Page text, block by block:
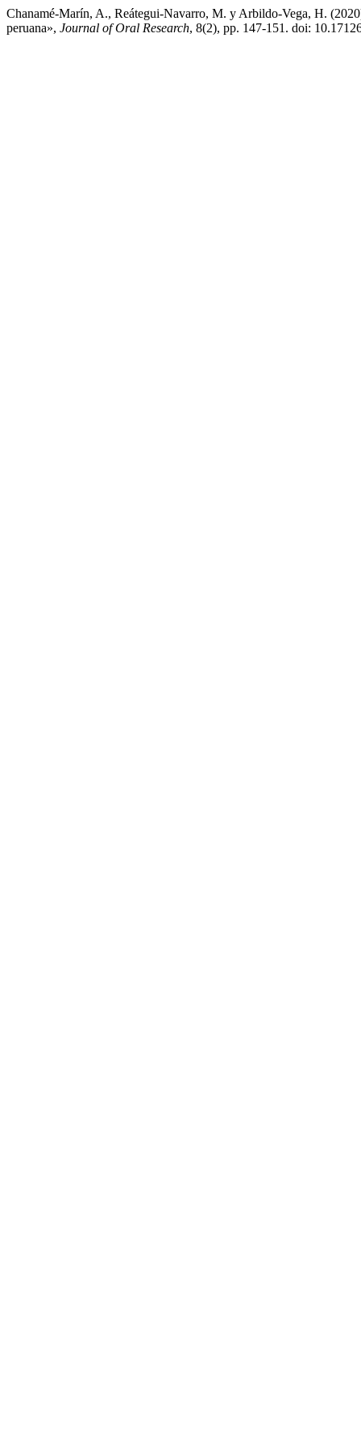
Chanamé-Marín, A., Reátegui-Navarro, M. y Arbildo-Vega, H.
peruana», Journal of Oral Research, 8(2), pp. 147-151. doi: